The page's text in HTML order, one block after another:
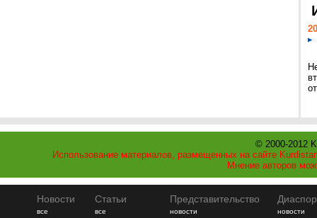
© 2000-2012
Использование материалов, размещенных на сайте
Мнение авторов
Новости
все
Статьи
все
Представительство
новости
новости